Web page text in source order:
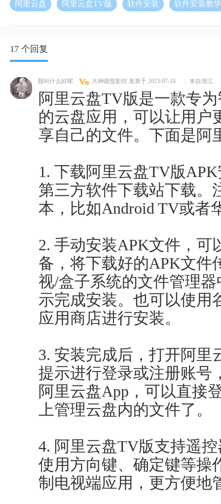
阿里云盘 阿里云盘TV版 软件安装 软件安装教学
17 个回复
我叫什么好呢 大神级投影控 发表于 2023-07-18 来自浙江
阿里云盘TV版是一款专
的云盘应用，可以让用户
享自己的文件。下面是阿
1. 下载阿里云盘TV版
第三方软件下载站下载。
本，比如Android TV或者
2. 手动安装APK文件，可
备，将下载好的APK文件
视/盒子系统的文件管理
示完成安装。也可以使用
应用商店进行安装。
3. 安装完成后，打开阿
提示进行登录或注册账号
阿里云盘App，可以直接
上管理云盘内的文件了。
4. 阿里云盘TV版支持遥
使用方向键、确定键等操
制电视端应用，更方便地